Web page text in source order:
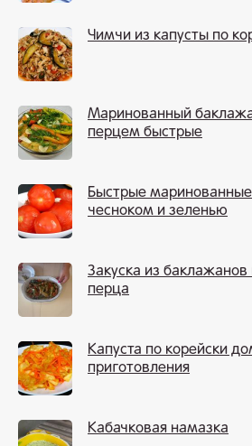
Чимчи из капусты по
Маринованный
перцем быстрые
Быстрые
чесноком и зеленью
Закуска из баклажанов
перца
Капуста по корейски
приготовления
Кабачковая намазка